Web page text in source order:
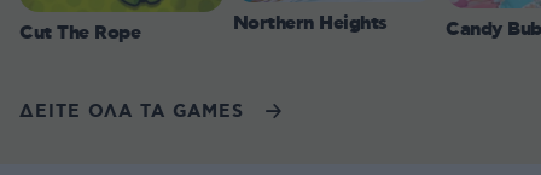
Cut The Rope Northern Heights Candy
ΔΕΙΤΕ ΟΛΑ ΤΑ GAMES